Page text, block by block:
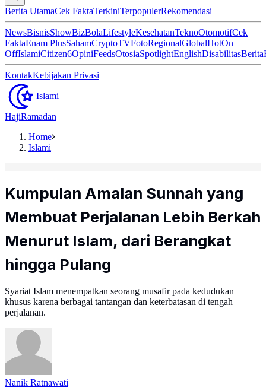
Berita UtamaCek FaktaTerkiniTerpopulerRekomendasi
NewsBisnisShowBizBolaLifestyleKesehatanTeknoOtomotifCek
FaktaEnam PlusSahamCryptoTVFotoRegionalGlobalHotOn
OffIslamiCitizen6OpiniFeedsOtosiaSpotlightEnglishDisabilitasBerita
KontakKebijakan Privasi
Islami
HajiRamadan
Home
Islami
Kumpulan Amalan Sunnah yang
Membuat Perjalanan Lebih Berkah
Menurut Islam, dari Berangkat
hingga Pulang
Syariat Islam menempatkan seorang musafir pada kedudukan
khusus karena berbagai tantangan dan keterbatasan di tengah
perjalanan.
Nanik Ratnawati